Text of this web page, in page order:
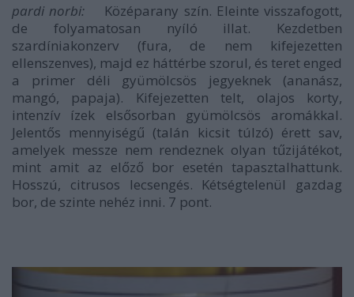
pardi norbi: Középarany szín. Eleinte visszafogott,
de folyamatosan nyíló illat. Kezdetben
szardíniakonzerv (fura, de nem kifejezetten
ellenszenves), majd ez háttérbe szorul, és teret enged
a primer déli gyümölcsös jegyeknek (ananász,
mangó, papaja). Kifejezetten telt, olajos korty,
intenzív ízek elsősorban gyümölcsös aromákkal.
Jelentős mennyiségű (talán kicsit túlzó) érett sav,
amelyek messze nem rendeznek olyan tűzijátékot,
mint amit az előző bor esetén tapasztalhattunk.
Hosszú, citrusos lecsengés. Kétségtelenül gazdag
bor, de szinte nehéz inni. 7 pont.